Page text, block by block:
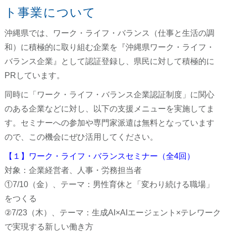
ト事業について
沖縄県では、ワーク・ライフ・バランス（仕事と生活の調
和）に積極的に取り組む企業を『沖縄県ワーク・ライフ・
バランス企業』として認証登録し、県民に対して積極的に
PRしています。
同時に「ワーク・ライフ・バランス企業認証制度」に関心
のある企業などに対し、以下の支援メニューを実施してま
す。セミナーへの参加や専門家派遣は無料となっています
ので、この機会にぜひ活用してください。
【１】ワーク・ライフ・バランスセミナー（全4回）
対象：企業経営者、人事・労務担当者
①7/10（金）、テーマ：男性育休と「変わり続ける職場」
をつくる
②7/23（木）、テーマ：生成AI×AIエージェント×テレワーク
で実現する新しい働き方